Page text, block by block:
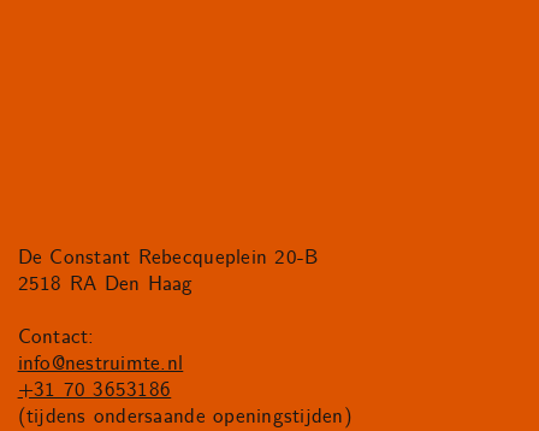
De Constant Rebecqueplein 20-B
2518 RA Den Haag
Contact:
info@nestruimte.nl
+31 70 3653186
(tijdens ondersaande openingstijden)